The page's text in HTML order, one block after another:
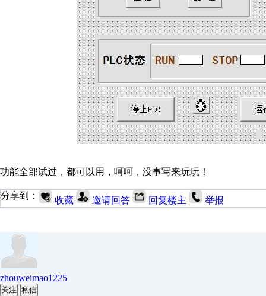
功能全部试过，都可以用，呵呵，没事写来玩玩！
分享到： 收藏 邀请回答 回复楼主 举报
zhouweimao1225
关注 私信